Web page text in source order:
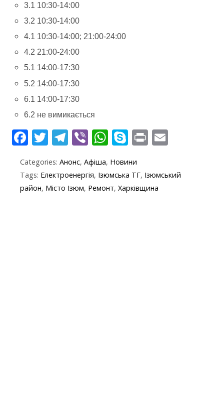
3.1 10:30-14:00
3.2 10:30-14:00
4.1 10:30-14:00; 21:00-24:00
4.2 21:00-24:00
5.1 14:00-17:30
5.2 14:00-17:30
6.1 14:00-17:30
6.2 не вимикається
F
e
b
T
itt
er
T
e
gr
Vi
b
er
W
at
s
S
y
p
Pr
t ai
Categories: Анонс, Афіша, Новини
Tags: Електроенергія, Ізюмська ТГ, Ізюмський
район, Місто Ізюм, Ремонт, Харківщина